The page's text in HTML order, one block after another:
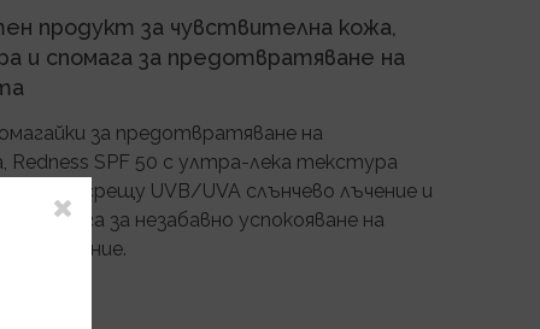
продукт за чувствителна кожа,
и спомага за предотвратяване на
за предотвратяване на
Redness SPF 50 с ултра-лека текстура
висока срещу UVB/UVA слънчево лъчение и
Спомага за незабавно успокояване на